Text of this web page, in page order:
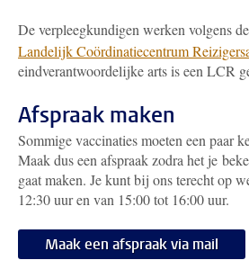
De verpleegkundigen werken volgens
Landelijk Coördinatiecentrum
eindverantwoordelijke arts is een LCR
Afspraak maken
Sommige vaccinaties moeten een paar
Maak dus een afspraak zodra het je
gaat maken. Je kunt bij ons terecht op
12:30 uur en van 15:00 tot 16:00 uur.
Maak een afspraak via mail